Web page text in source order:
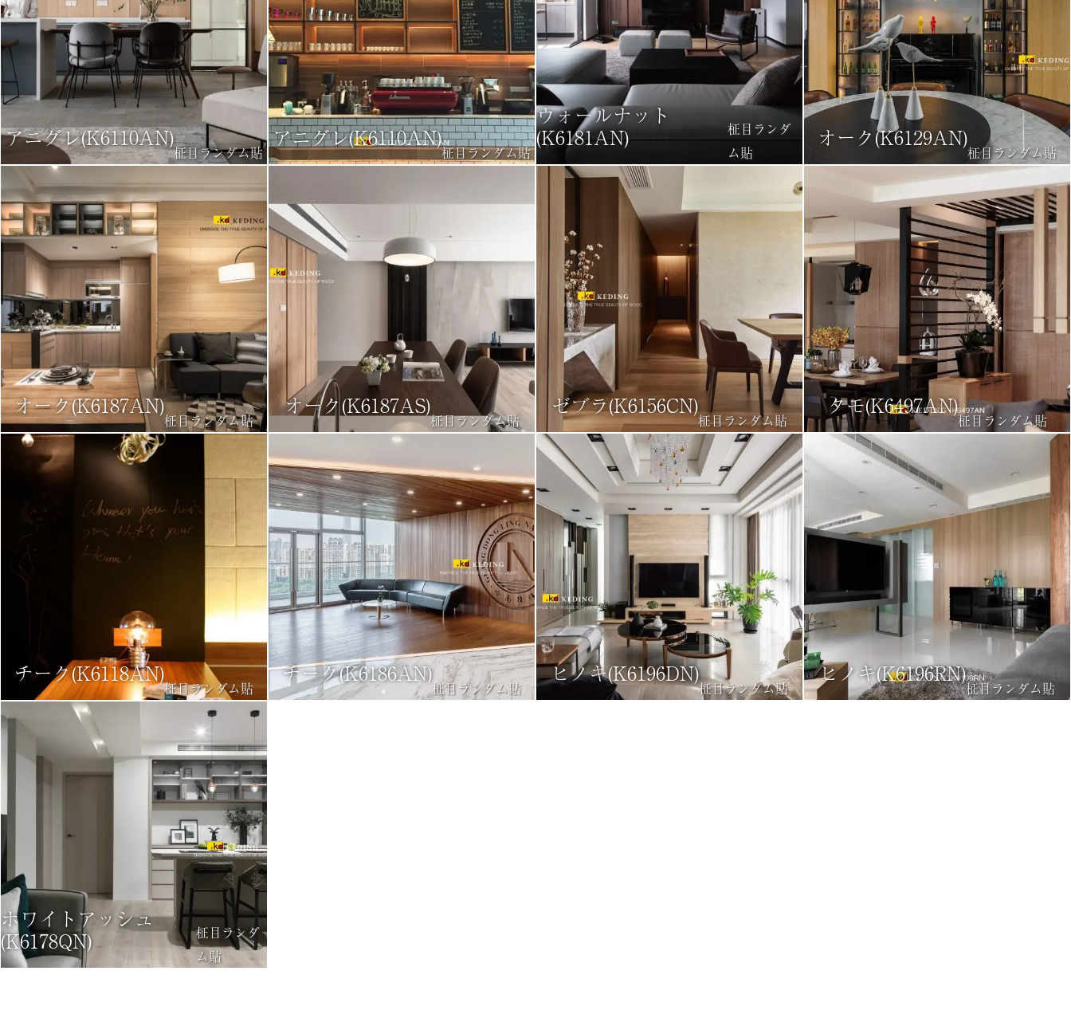
アニグレ(K6110AN)
柾目ランダム貼
アニグレ(K6110AN)
柾目ランダム貼
ウォールナット
(K6181AN)
柾目ランダ
ム貼
オーク(K6129AN)
柾目ランダム貼
オーク(K6187AN)
柾目ランダム貼
オーク(K6187AS)
柾目ランダム貼
ゼブラ(K6156CN)
柾目ランダム貼
タモ(K6497AN)
柾目ランダム貼
チーク(K6118AN)
柾目ランダム貼
チーク(K6186AN)
柾目ランダム貼
ヒノキ(K6196DN)
柾目ランダム貼
ヒノキ(K6196RN)
柾目ランダム貼
ホワイトアッシュ
(K6178QN)
柾目ランダ
ム貼